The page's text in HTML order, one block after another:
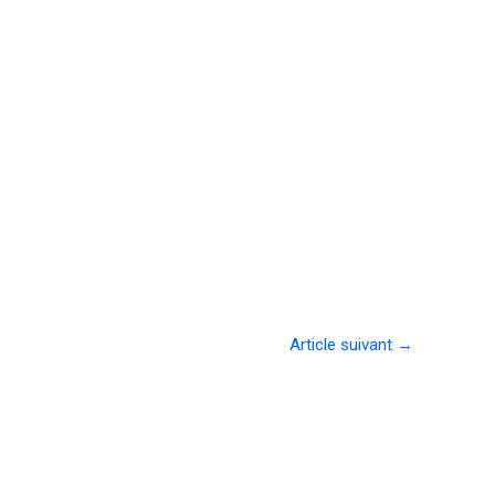
Article suivant →